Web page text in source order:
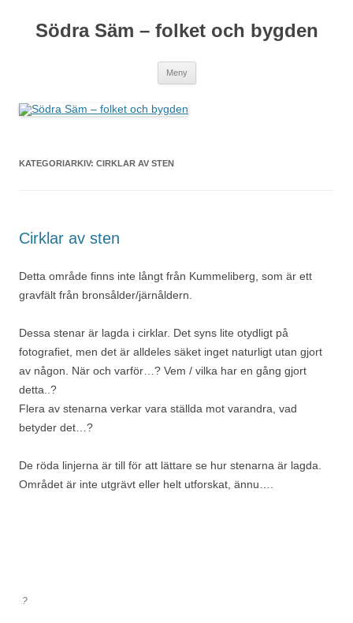
Södra Säm – folket och bygden
Meny
KATEGORIARKIV: CIRKLAR AV STEN
Cirklar av sten
Detta område finns inte långt från Kummeliberg, som är ett
gravfält från bronsålder/järnåldern.
Dessa stenar är lagda i cirklar. Det syns lite otydligt på
fotografiet, men det är alldeles säket inget naturligt utan gjort
av någon. När och varför…? Vem / vilka har en gång gjort
detta..?
Flera av stenarna verkar vara ställda mot varandra, vad
betyder det…?
De röda linjerna är till för att lättare se hur stenarna är lagda.
Området är inte utgrävt eller helt utforskat, ännu….
?